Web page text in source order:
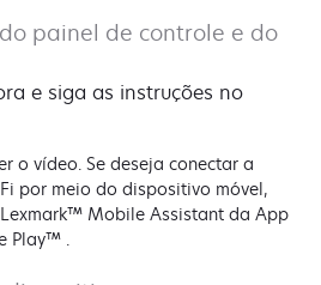
painel de controle e do
e siga as instruções no
o vídeo. Se deseja conectar a
por meio do dispositivo móvel,
Mobile Assistant da App
Play™ .